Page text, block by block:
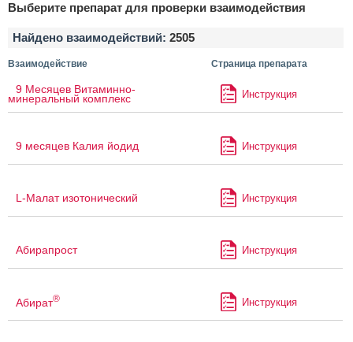
Выберите препарат для проверки взаимодействия
Найдено взаимодействий: 2505
Взаимодействие Страница препарата
9 Месяцев Витаминно-
минеральный комплекс Инструкция
9 месяцев Калия йодид Инструкция
L-Малат изотонический Инструкция
Абирапрост Инструкция
Абират® Инструкция